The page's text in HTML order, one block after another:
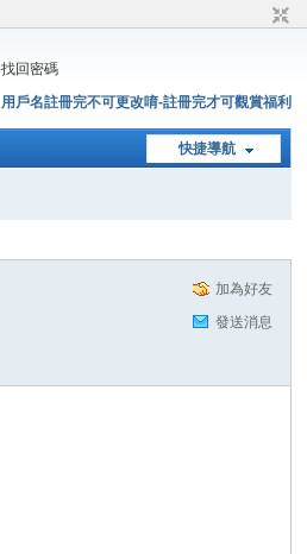
找回密碼
用戶名註冊完不可更改唷-註冊完才可觀賞福利
快捷導航
加為好友
發送消息